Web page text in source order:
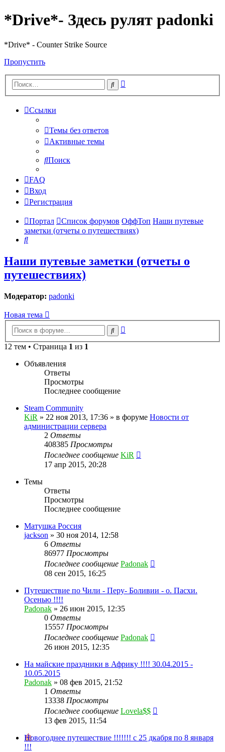
*Drive*- Здесь рулят padonki
*Drive* - Counter Strike Source
Пропустить
Поиск
Ссылки
Темы без ответов
Активные темы
Поиск
FAQ
Вход
Регистрация
Портал Список форумов ОффТоп Наши путевые
заметки (отчеты о путешествиях)
Поиск
Наши путевые заметки (отчеты о
путешествиях)
Модератор: padonki
Новая тема
Поиск
12 тем • Страница 1 из 1
Объявления
Ответы
Просмотры
Последнее сообщение
Steam Community
KiR » 22 ноя 2013, 17:36 » в форуме Новости от
администрации сервера
2 Ответы
408385 Просмотры
Последнее сообщение KiR
17 апр 2015, 20:28
Темы
Ответы
Просмотры
Последнее сообщение
Матушка Россия
jackson » 30 ноя 2014, 12:58
6 Ответы
86977 Просмотры
Последнее сообщение Padonak
08 сен 2015, 16:25
Путешествие по Чили - Перу- Боливии - о. Пасхи.
Осенью !!!!
Padonak » 26 июн 2015, 12:35
0 Ответы
15557 Просмотры
Последнее сообщение Padonak
26 июн 2015, 12:35
На майские праздники в Африку !!!! 30.04.2015 -
10.05.2015
Padonak » 08 фев 2015, 21:52
1 Ответы
13338 Просмотры
Последнее сообщение Lovela$$
13 фев 2015, 11:54
Новогоднее путешествие !!!!!!! с 25 дкабря по 8 января
!!!